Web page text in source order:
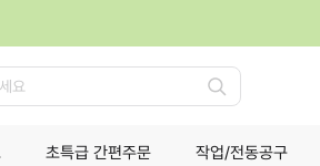
검
초특급 간편주문 작업/전동공구